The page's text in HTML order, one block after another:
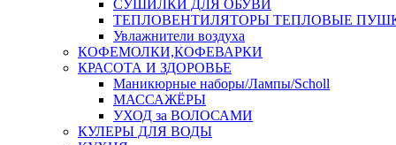
СУШИЛКИ ДЛЯ ОБУВИ
ТЕПЛОВЕНТИЛЯТОРЫ ТЕПЛОВЫЕ
Увлажнители воздуха
КОФЕМОЛКИ,КОФЕВАРКИ
КРАСОТА И ЗДОРОВЬЕ
Маникюрные наборы/Лампы/Scholl
МАССАЖЁРЫ
УХОД за ВОЛОСАМИ
КУЛЕРЫ ДЛЯ ВОДЫ